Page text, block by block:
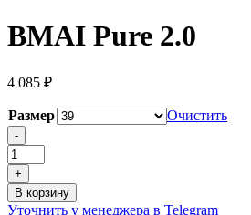
BMAI Pure 2.0
4 085 ₽
Размер
Очистить
Количество
товара
BMAI
Pure
2.0
-
+
В корзину
Уточнить у менеджера в Telegram